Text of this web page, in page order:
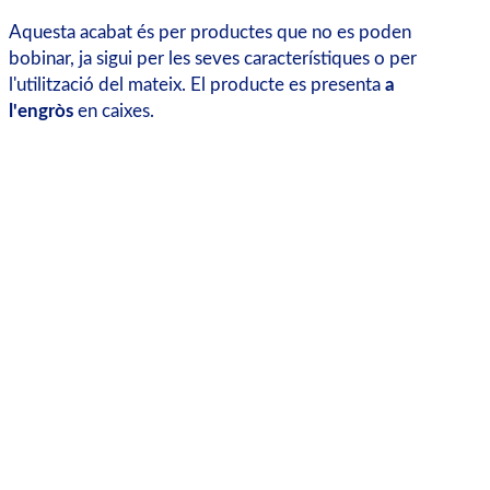
Aquesta acabat és per productes que no es poden
bobinar, ja sigui per les seves característiques o per
l'utilització del mateix. El producte es presenta a
l'engròsen caixes.